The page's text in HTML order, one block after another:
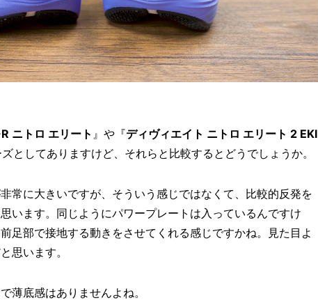
ニトロ エリート 』や『ディヴィエイト ニトロ エリート 2 EKI
としてありますけど、それらと比較するとどうでしょうか。
常に大きいですが、そういう感じではなくて、比較的反発を
います。同じようにパワープレートは入っているんですけ
足部で接地する動きをさせてくれる感じですかね。見た目よ
思います。
薄底感はありませんよね。